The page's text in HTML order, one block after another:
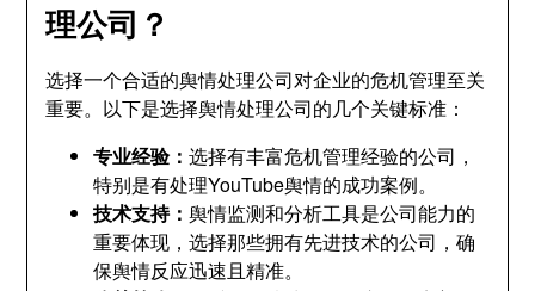
理公司？
选择一个合适的舆情处理公司对企业的危机管理至关
重要。以下是选择舆情处理公司的几个关键标准：
专业经验：选择有丰富危机管理经验的公司，
特别是有处理YouTube舆情的成功案例。
技术支持：舆情监测和分析工具是公司能力的
重要体现，选择那些拥有先进技术的公司，确
保舆情反应迅速且精准。